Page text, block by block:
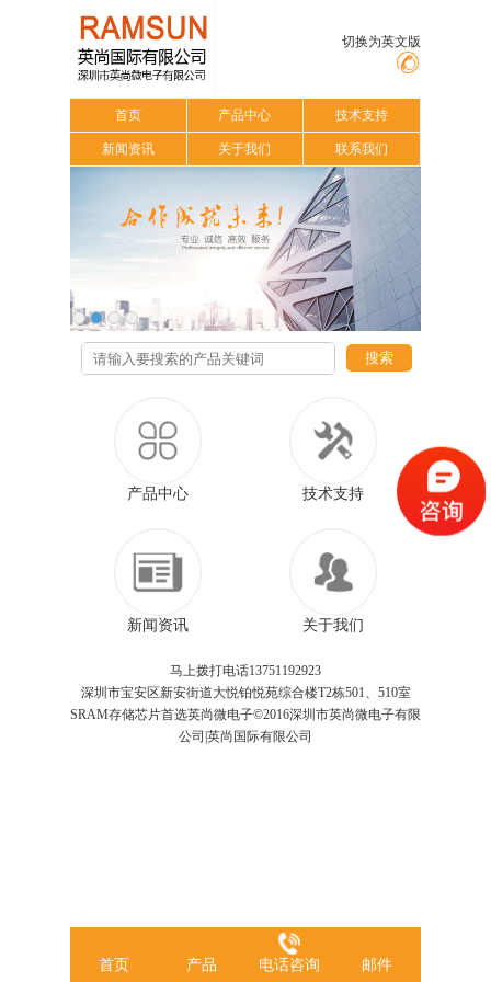
切换为英文版
首页 产品中心 技术支持
新闻资讯 关于我们 联系我们
搜索
产品中心 技术支持
新闻资讯 关于我们
马上拨打电话13751192923
深圳市宝安区新安街道大悦铂悦苑综合楼T2栋501、510室
SRAM存储芯片首选英尚微电子©2016深圳市英尚微电子有限
公司|英尚国际有限公司
首页 产品 电话咨询 邮件